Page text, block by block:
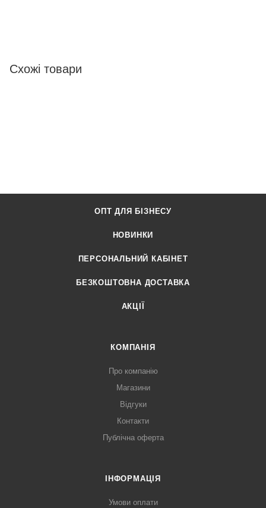
Схожі товари
ОПТ ДЛЯ БІЗНЕСУ
НОВИНКИ
ПЕРСОНАЛЬНИЙ КАБІНЕТ
БЕЗКОШТОВНА ДОСТАВКА
АКЦІЇ
КОМПАНІЯ
Про компанію
Магазини
Відгуки
Контакти
Публічна оферта
ІНФОРМАЦІЯ
Умови оплати